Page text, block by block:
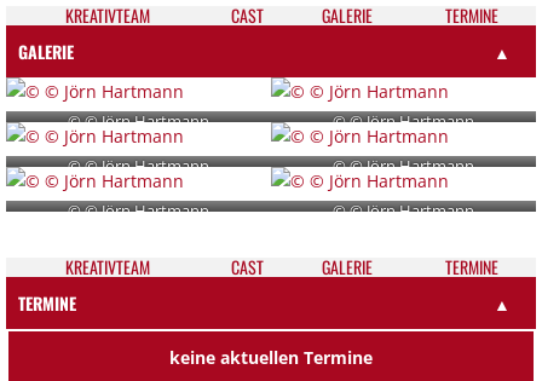
KREATIV­TEAM CAST GALE­RIE
TER­MI­NE
GALERIE
▲
© © Jörn Hartmann © © Jörn Hartmann
© © Jörn Hartmann © © Jörn Hartmann
© © Jörn Hartmann © © Jörn Hartmann
KREATIV­TEAM CAST GALE­RIE
TER­MI­NE
TERMINE
▲
keine aktuellen Termine